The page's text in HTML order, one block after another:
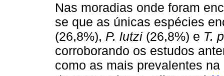
Nas moradias onde foram
se que as únicas espécies
(26,8%), P. lutzi (26,8%) e T.
corroborando os estudos
como as mais prevalentes